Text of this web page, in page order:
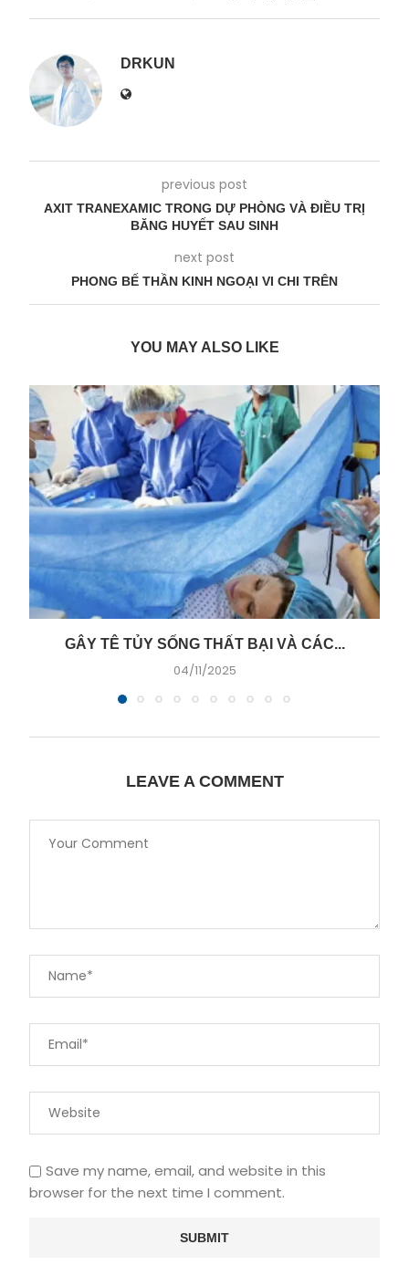
DRKUN
previous post
AXIT TRANEXAMIC TRONG DỰ PHÒNG VÀ ĐIỀU TRỊ
BĂNG HUYẾT SAU SINH
next post
PHONG BẾ THẦN KINH NGOẠI VI CHI TRÊN
YOU MAY ALSO LIKE
GÂY TÊ TỦY SỐNG THẤT BẠI VÀ CÁC...
04/11/2025
LEAVE A COMMENT
Save my name, email, and website in this
browser for the next time I comment.